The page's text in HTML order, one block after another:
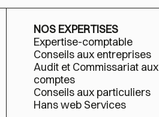
NOS EXPERTISES
Expertise-comptable
Conseils aux entreprises
Audit et Commissariat aux
comptes
Conseils aux particuliers
Hans web Services